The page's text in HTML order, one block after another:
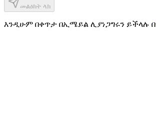
መልዕክት ላክ
እንዲሁም በቀጥታ በኢሜይል ሊያነጋግሩን ይችላሉ በ